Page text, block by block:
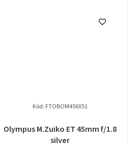
Olympus M.Zuiko ET 45mm f/1.8
silver
Kód: FTOBOM45XX51